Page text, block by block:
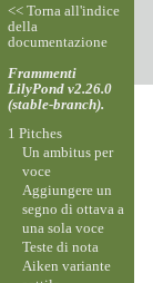
<< Torna all'indice
della
documentazione
Frammenti
LilyPond v2.26.0
(stable-branch).
1 Pitches
Un ambitus per
voce
Aggiungere un
segno di ottava a
una sola voce
Teste di nota
Aiken variante